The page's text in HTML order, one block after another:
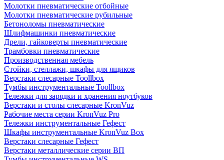
Молотки пневматические отбойные
Молотки пневматические рубильные
Бетоноломы пневматические
Шлифмашинки пневматические
Дрели, гайковерты пневматические
Трамбовки пневматические
Производственная мебель
Стойки, стеллажи, шкафы для ящиков
Верстаки слесарные Toollbox
Тумбы инструментальные Toollbox
Тележки для зарядки и хранения ноутбуков
Верстаки и столы слесарные KronVuz
Рабочие места серии KronVuz Pro
Тележки инструментальные Гефест
Шкафы инструментальные KronVuz Box
Верстаки слесарные Гефест
Верстаки металлические серии ВП